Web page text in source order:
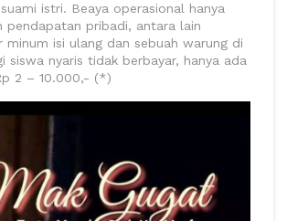
istri. Beaya operasional hanya
pendapatan pribadi, antara lain
minum isi ulang dan sebuah warung di
siswa nyaris tidak berbayar, hanya ada
2 – 10.000,- (*)